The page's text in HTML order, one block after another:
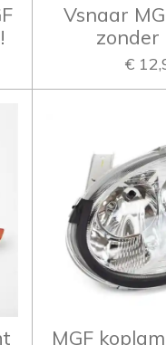
Vsnaar
zonder
€
MGF